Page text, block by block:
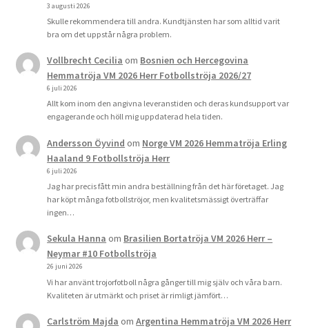
3 augusti 2026
Skulle rekommendera till andra. Kundtjänsten har som alltid varit
bra om det uppstår några problem.
Vollbrecht Cecilia om Bosnien och Hercegovina
Hemmatröja VM 2026 Herr Fotbollströja 2026/27
6 juli 2026
Allt kom inom den angivna leveranstiden och deras kundsupport var
engagerande och höll mig uppdaterad hela tiden.
Andersson Öyvind om Norge VM 2026 Hemmatröja Erling
Haaland 9 Fotbollströja Herr
6 juli 2026
Jag har precis fått min andra beställning från det här företaget. Jag
har köpt många fotbollströjor, men kvalitetsmässigt överträffar
ingen…
Sekula Hanna om Brasilien Bortatröja VM 2026 Herr –
Neymar #10 Fotbollströja
26 juni 2026
Vi har använt trojorfotboll några gånger till mig själv och våra barn.
Kvaliteten är utmärkt och priset är rimligt jämfört…
Carlström Majda omArgentina Hemmatröja VM 2026 Herr